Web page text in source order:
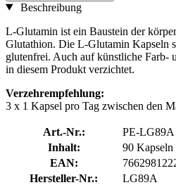
Beschreibung
L-Glutamin ist ein Baustein der
Glutathion. Die L-Glutamin Kapseln
glutenfrei. Auch auf künstliche Farb-
in diesem Produkt verzichtet.
Verzehrempfehlung:
3 x 1 Kapsel pro Tag zwischen den
Art.-Nr.:
PE-LG89A
Inhalt:
90 Kapseln
EAN:
Hersteller-Nr.:
LG89A